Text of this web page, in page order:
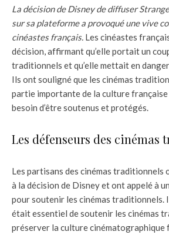
La décision de Disney de diffuser
sur sa plateforme a provoqué une vive
cinéastes français. Les cinéastes
décision, affirmant qu’elle portait un
traditionnels et qu’elle mettait en
Ils ont souligné que les cinémas
partie importante de la culture française
besoin d’être soutenus et protégés.
Les défenseurs des cinémas
Les partisans des cinémas traditionnels
à la décision de Disney et ont appelé à
pour soutenir les cinémas traditionnels.
était essentiel de soutenir les cinémas
préserver la culture cinématographique